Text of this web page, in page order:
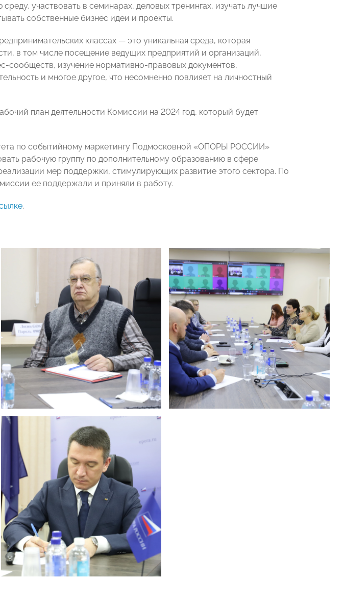
участвовать в семинарах, деловых тренингах, изучать лучшие
собственные бизнес идеи и проекты.
классах — это уникальная среда, которая
в том числе посещение ведущих предприятий и организаций,
сообществ, изучение нормативно-правовых документов,
и многое другое, что несомненно повлияет на личностный
план деятельности Комиссии на 2024 год, который будет
по событийному маркетингу Подмосковной «ОПОРЫ РОССИИ»
рабочую группу по дополнительному образованию в сфере
мер поддержки, стимулирующих развитие этого сектора. По
ее поддержали и приняли в работу.
.